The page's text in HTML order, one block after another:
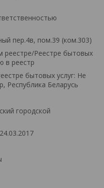
пер.4в, пом.39 (ком.303)
реестре/Реестре бытовых
в реестр
бытовых услуг: Не
Республика Беларусь
городской